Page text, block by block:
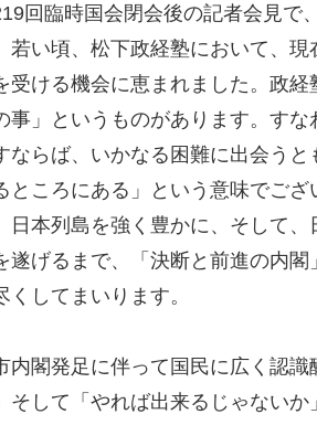
回臨時国会閉会後の記者会見
若い頃、松下政経塾において、
受ける機会に恵まれました。政
事」というものがあります。す
ならば、いかなる困難に出会う
ところにある」という意味でご
日本列島を強く豊かに、そして
遂げるまで、「決断と前進の内
くしてまいります。
内閣発足に伴って国民に広く認
そして「やれば出来るじゃない